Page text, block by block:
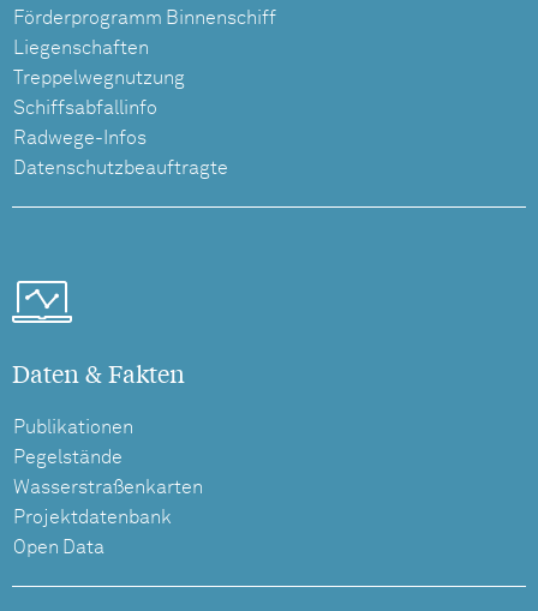
Förderprogramm Binnenschiff
Liegenschaften
Treppelwegnutzung
Schiffsabfallinfo
Radwege-Infos
Datenschutzbeauftragte
Daten & Fakten
Publikationen
Pegelstände
Wasserstraßenkarten
Projektdatenbank
Open Data